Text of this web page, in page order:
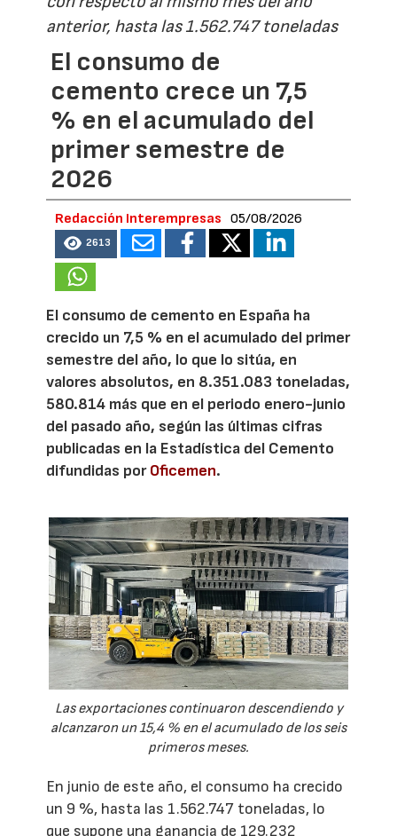
anterior, hasta las 1.562.747 toneladas
El consumo de
cemento crece un 7,5
% en el acumulado del
primer semestre de
2026
Redacción Interempresas 05/08/2026
2613
El consumo de cemento en España ha
crecido un 7,5 % en el acumulado del primer
semestre del año, lo que lo sitúa, en
valores absolutos, en 8.351.083 toneladas,
580.814 más que en el periodo enero-junio
del pasado año, según las últimas cifras
publicadas en la Estadística del Cemento
difundidas porOficemen.
Las exportaciones continuaron descendiendo y
alcanzaron un 15,4 % en el acumulado de los seis
primeros meses.
En junio de este año, el consumo ha crecido
un 9 %, hasta las 1.562.747 toneladas, lo
que supone una ganancia de 129.232